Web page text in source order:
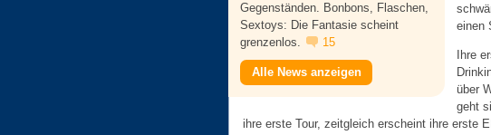
Gegenständen. Bonbons, Flaschen,
Sextoys: Die Fantasie scheint
grenzenlos.
15
Alle News anzeigen
einen
Ihre
über
geht
ihre erste Tour, zeitgleich erscheint ihre erste